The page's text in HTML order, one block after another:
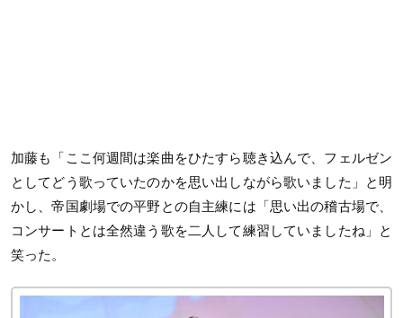
加藤も「ここ何週間は楽曲をひたすら聴き込んで、フェルゼン
としてどう歌っていたのかを思い出しながら歌いました」と明
かし、帝国劇場での平野との自主練には「思い出の稽古場で、
コンサートとは全然違う歌を二人して練習していましたね」と
笑った。